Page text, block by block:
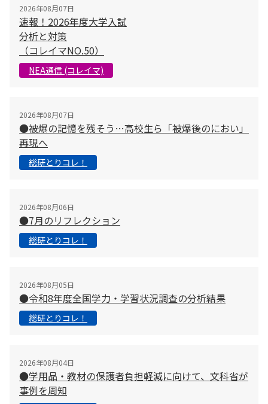
2026年08月07日
速報！2026年度大学入試
分析と対策
（コレイマNO.50）
NEA通信 (コレイマ)
2026年08月07日
●被爆の記憶を残そう…高校生ら「被爆後のにおい」
再現へ
総研とりコレ！
2026年08月06日
●7月のリフレクション
総研とりコレ！
2026年08月05日
●令和8年度全国学力・学習状況調査の分析結果
総研とりコレ！
2026年08月04日
●学用品・教材の保護者負担軽減に向けて、文科省が
事例を周知